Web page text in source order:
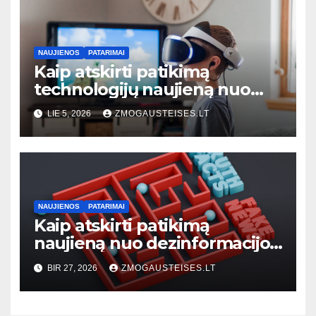
NAUJIENOS PATARIMAI
Kaip atskirti patikimą
technologijų naujieną nuo
klaidinančios: 7 praktiniai
požymiai
LIE 5, 2026 ZMOGAUSTEISES.LT
NAUJIENOS PATARIMAI
Kaip atskirti patikimą
naujieną nuo dezinformacijos:
praktinis vadovas kiekvienam
skaitytojui
BIR 27, 2026 ZMOGAUSTEISES.LT